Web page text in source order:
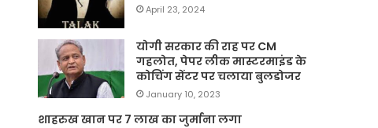
April 23, 2024
योगी सरकार की राह पर CM
गहलोत, पेपर लीक मास्टरमाइंड के
कोचिंग सेंटर पर चलाया बुलडोजर
January 10, 2023
शाहरुख खान पर 7 लाख का जुर्माना लगा